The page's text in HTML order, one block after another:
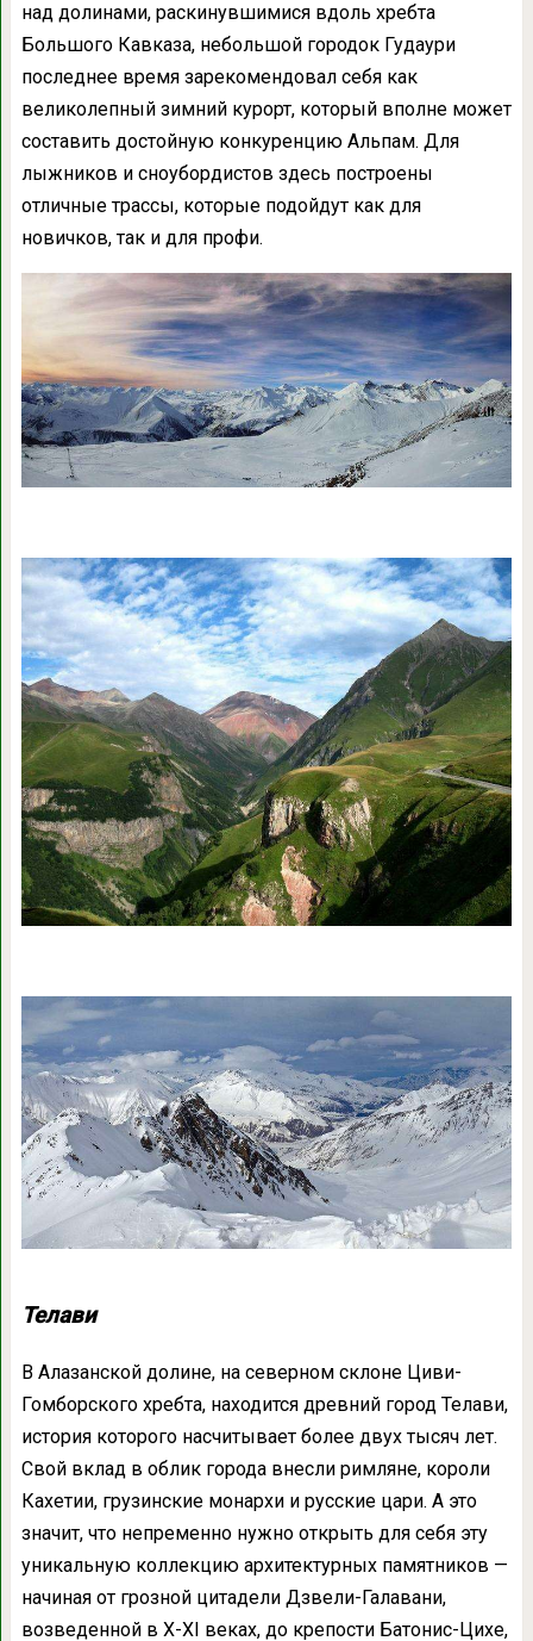
над долинами, раскинувшимися вдоль хребта
Большого Кавказа, небольшой городок Гудаури
последнее время зарекомендовал себя как
великолепный зимний курорт, который вполне может
составить достойную конкуренцию Альпам. Для
лыжников и сноубордистов здесь построены
отличные трассы, которые подойдут как для
новичков, так и для профи.
Телави
В Алазанской долине, на северном склоне Циви-
Гомборского хребта, находится древний город Телави,
история которого насчитывает более двух тысяч лет.
Свой вклад в облик города внесли римляне, короли
Кахетии, грузинские монархи и русские цари. А это
значит, что непременно нужно открыть для себя эту
уникальную коллекцию архитектурных памятников —
начиная от грозной цитадели Дзвели-Галавани,
возведенной в Х-ХI веках, до крепости Батонис-Цихе,